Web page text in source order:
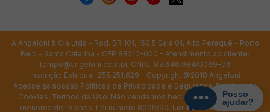
A.Angeloni & Cia Ltda - Rod. BR 101, 156,5 Sala 01, Alto Perequê - Porto
Belo - Santa Catarina - CEP 88210-000 - Atendimento ao cliente:
tempo@angeloni.com.br. CNPJ: 83.646.984/0069-06
Inscrição Estadual: 255.251.629 - Copyright @2018 Angeloni
Acesse as nossas Políticas de Privacidade e Segurança,Políticas de
Cookies, Termos de Uso. Não vendemos bebidas alcoólicas para
menores de 18 anos. Lei número 8069/90. Ler todos os termos.